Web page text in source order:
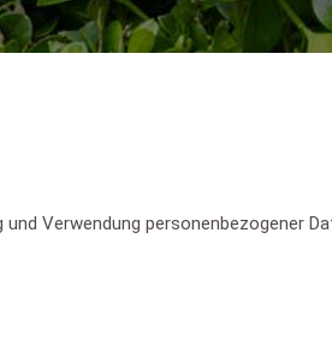
Verwendung personenbezogener